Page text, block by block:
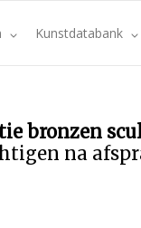
Kunstdatabank
bronzen
na